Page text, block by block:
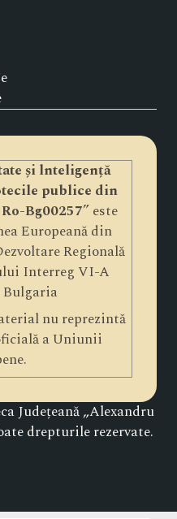
și lnteligență
publice din
Bg00257” este
Europeană din
Regională
Interreg VI-A
Bulgaria
nu reprezintă
a Uniunii
Județeană „Alexandru
drepturile rezervate.